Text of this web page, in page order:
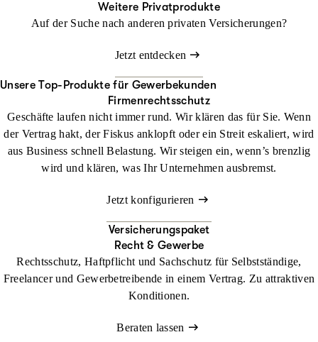
Weitere Privatprodukte
Auf der Suche nach anderen privaten Versicherungen?
Jetzt entdecken
Unsere Top-Produkte für Gewerbekunden
Firmenrechtsschutz
Geschäfte laufen nicht immer rund. Wir klären das für Sie. Wenn
der Vertrag hakt, der Fiskus anklopft oder ein Streit eskaliert, wird
aus Business schnell Belastung. Wir steigen ein, wenn’s brenzlig
wird und klären, was Ihr Unternehmen ausbremst.
Jetzt konfigurieren
Versicherungspaket
Recht & Gewerbe
Rechtsschutz, Haftpflicht und Sachschutz für Selbstständige,
Freelancer und Gewerbetreibende in einem Vertrag. Zu attraktiven
Konditionen.
Beraten lassen